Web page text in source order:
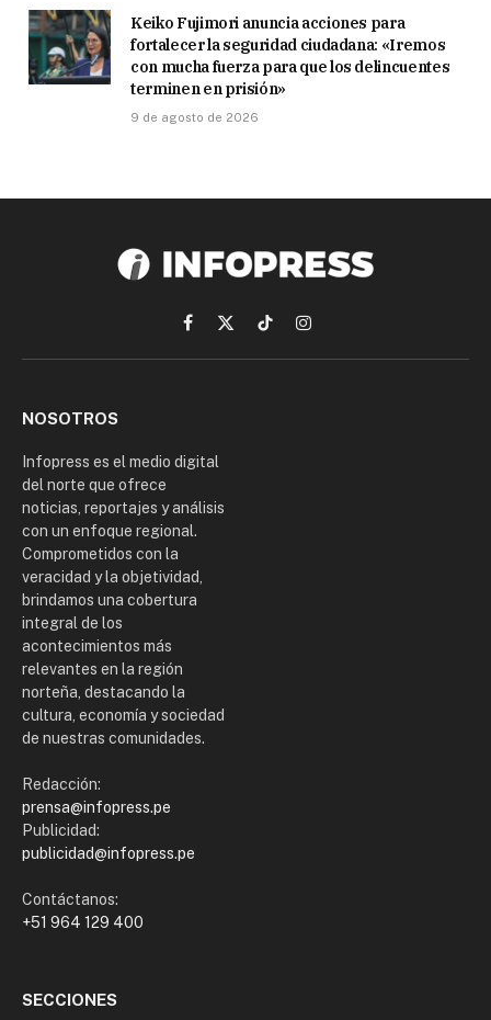
Keiko Fujimori anuncia acciones para
fortalecer la seguridad ciudadana: «Iremos
con mucha fuerza para que los delincuentes
terminen en prisión»
9 de agosto de 2026
Facebook
X
(Twitter)
TikTokInstagram
NOSOTROS
Infopress es el medio digital
del norte que ofrece
noticias, reportajes y análisis
con un enfoque regional.
Comprometidos con la
veracidad y la objetividad,
brindamos una cobertura
integral de los
acontecimientos más
relevantes en la región
norteña, destacando la
cultura, economía y sociedad
de nuestras comunidades.
Redacción:
prensa@infopress.pe
Publicidad:
publicidad@infopress.pe
Contáctanos:
+51 964 129 400
SECCIONES